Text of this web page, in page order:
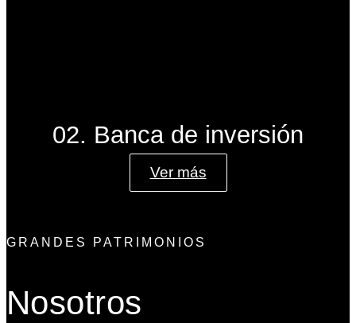
02. Banca de inversión
Ver más
GRANDES PATRIMONIOS
Nosotros